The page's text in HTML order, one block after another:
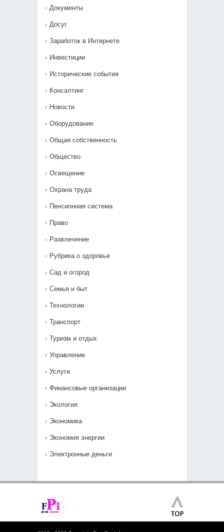
Документы
Досуг
Заработок в Интернете
Инвестиции
Исторические события
Консалтинг
Новости
Оборудование
Общая собственность
Общество
Освещение
Охрана труда
Пенсионная система
Право
Развлечение
Рубрика о здоровье
Сад и огород
Семья и быт
Технологии
Транспорт
Туризм и отдых
Управление
Услуги
Финансовые организации
Экология
Экономика
Экономия энергии
Электронные деньги